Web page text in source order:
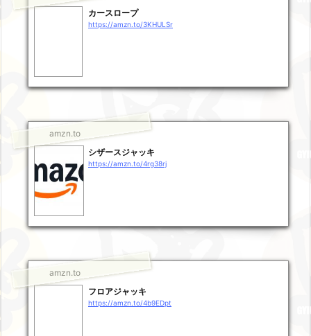
カースロープ
https://amzn.to/3KHULSr
amzn.to
シザースジャッキ
https://amzn.to/4rg38rj
amzn.to
フロアジャッキ
https://amzn.to/4b9EDpt